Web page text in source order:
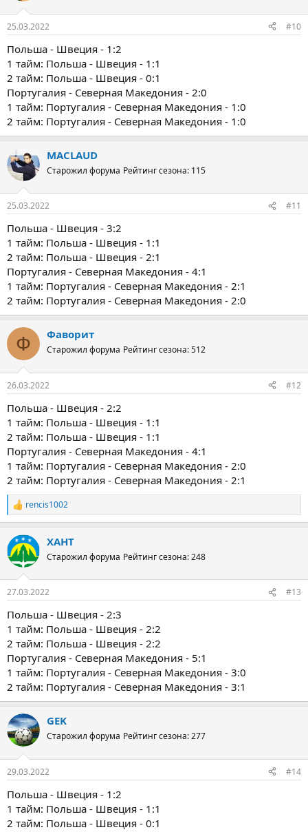
25.03.2022 #10
Польша - Швеция - 1:2
1 тайм: Польша - Швеция - 1:1
2 тайм: Польша - Швеция - 0:1
Португалия - Северная Македония - 2:0
1 тайм: Португалия - Северная Македония - 1:0
2 тайм: Португалия - Северная Македония - 1:0
MACLAUD
Старожил форума Рейтинг сезона: 115
25.03.2022 #11
Польша - Швеция - 3:2
1 тайм: Польша - Швеция - 1:1
2 тайм: Польша - Швеция - 2:1
Португалия - Северная Македония - 4:1
1 тайм: Португалия - Северная Македония - 2:1
2 тайм: Португалия - Северная Македония - 2:0
Ф Фаворит
Старожил форума Рейтинг сезона: 512
26.03.2022 #12
Польша - Швеция - 2:2
1 тайм: Польша - Швеция - 1:1
2 тайм: Польша - Швеция - 1:1
Португалия - Северная Македония - 4:1
1 тайм: Португалия - Северная Македония - 2:0
2 тайм: Португалия - Северная Македония - 2:1
Р
е
к
ц
и
rencis1002
ХАНТ
Старожил форума Рейтинг сезона: 248
27.03.2022 #13
Польша - Швеция - 2:3
1 тайм: Польша - Швеция - 2:2
2 тайм: Польша - Швеция - 2:2
Португалия - Северная Македония - 5:1
1 тайм: Португалия - Северная Македония - 3:0
2 тайм: Португалия - Северная Македония - 3:1
GEK
Старожил форума Рейтинг сезона: 277
29.03.2022 #14
Польша - Швеция - 1:2
1 тайм: Польша - Швеция - 1:1
2 тайм: Польша - Швеция - 0:1